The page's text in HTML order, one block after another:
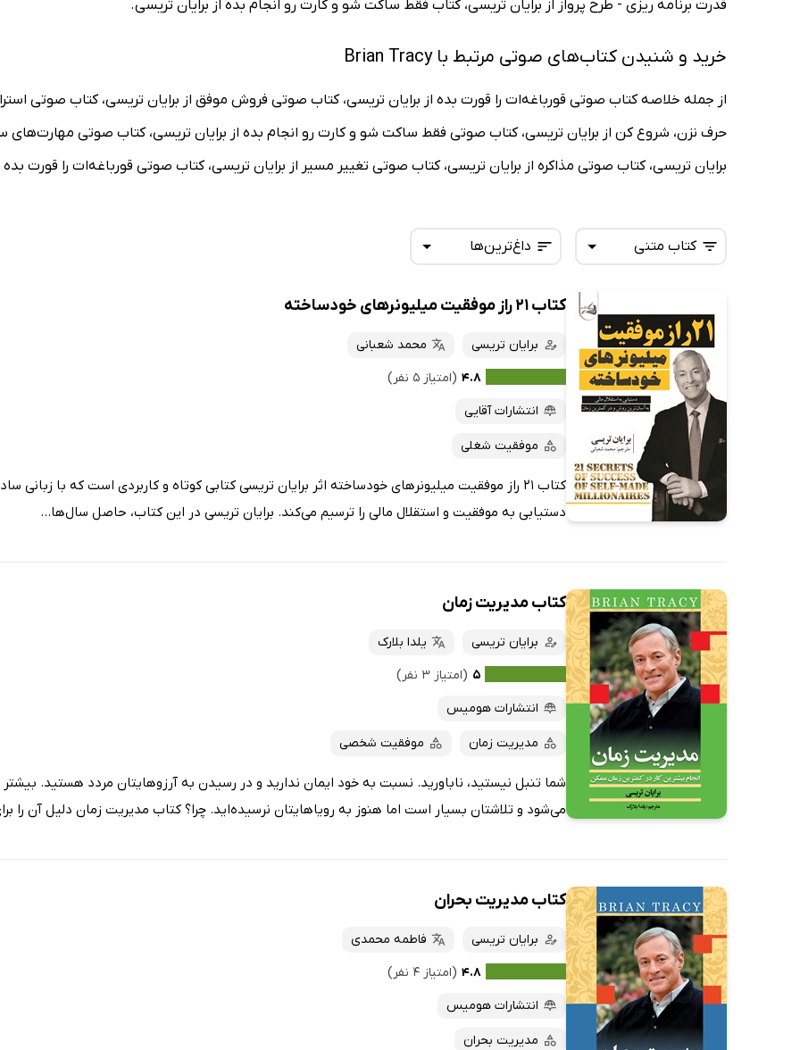
قدرت برنامه ریزی - طرح پرواز از برایان تریسی، کتاب فقط ساکت شو و کارت رو انجام بده از برایان تریسی.
خرید و شنیدن کتاب‌های صوتی مرتبط با Brian Tracy
از جمله خلاصه کتاب صوتی قورباغه‌ات را قورت بده از برایان تریسی، کتاب صوتی فروش موفق از برایان تریسی، کتاب صوتی
حرف نزن، شروع کن از برایان تریسی، کتاب صوتی فقط ساکت شو و کارت رو انجام بده از برایان تریسی، کتاب صوتی مهارت‌های
برایان تریسی، کتاب صوتی مذاکره از برایان تریسی، کتاب صوتی تغییر مسیر از برایان تریسی، کتاب صوتی قورباغه‌ات را قورت بده
داغ‌ترین‌ها
تازه‌ها
داغ‌ترین‌ها
پربحث‌ها
ارزان ترین‌ها
کتاب متنی
همه کتاب‌ها
کتاب‌های صوتی
کتاب‌های متنی
کتاب 21 راز موفقیت میلیونرهای خودساخته
برایان تریسی
محمد شعبانی
۴.۸ (امتیاز ۵ نفر)
انتشارات آقایی
موفقیت شغلی
کتاب 21 راز موفقیت میلیونرهای خودساخته اثر برایان تریسی کتابی کوتاه و کاربردی است که با زبانی
دستیابی به موفقیت و استقلال مالی را ترسیم می‌کند. برایان تریسی در این کتاب، حاصل سال‌ها...
کتاب مدیریت زمان
برایان تریسی
یلدا بلارک
۵ (امتیاز ۳ نفر)
انتشارات هومیس
مدیریت زمان موفقیت شخصی
شما تنبل نیستید، ناباورید. نسبت به خود ایمان ندارید و در رسیدن به آرزوهایتان مردد هستید.
می‌شود و تلاشتان بسیار است اما هنوز به رویاهایتان نرسیده‌اید. چرا؟ کتاب مدیریت زمان دلیل آن را
کتاب مدیریت بحران
برایان تریسی
فاطمه محمدی
۴.۸ (امتیاز ۴ نفر)
انتشارات هومیس
مدیریت بحران